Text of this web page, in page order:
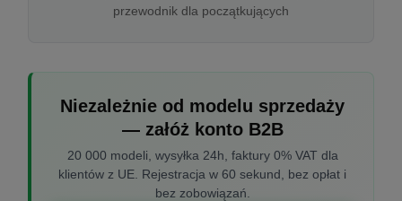
przewodnik dla początkujących
Niezależnie od modelu sprzedaży
— załóż konto B2B
20 000 modeli, wysyłka 24h, faktury 0% VAT dla
klientów z UE. Rejestracja w 60 sekund, bez opłat i
bez zobowiązań.